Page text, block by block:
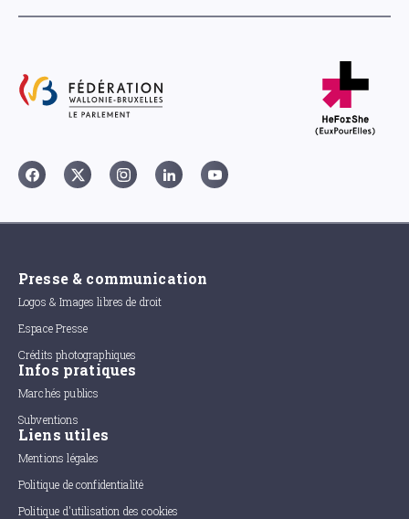
Presse & communication
Logos & Images libres de droit
Espace Presse
Crédits photographiques
Infos pratiques
Marchés publics
Subventions
Liens utiles
Mentions légales
Politique de confidentialité
Politique d'utilisation des cookies